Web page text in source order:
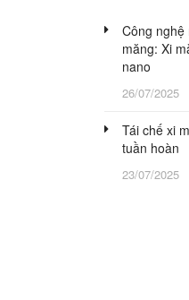
Công nghệ
măng: Xi
nano
26/07/2025
Tái chế xi
tuần hoàn
23/07/2025